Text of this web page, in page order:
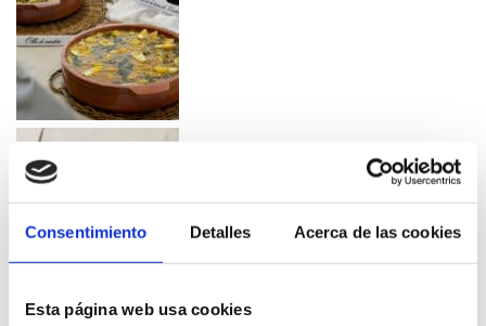
Consentimiento Detalles Acerca de las cookies
Esta página web usa cookies